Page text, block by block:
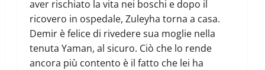
aver rischiato la vita nei boschi e dopo il
ricovero in ospedale, Zuleyha torna a casa.
Demir è felice di rivedere sua moglie nella
tenuta Yaman, al sicuro. Ciò che lo rende
ancora più contento è il fatto che lei ha